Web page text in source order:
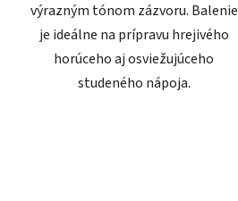
výrazným tónom zázvoru. Balenie
je ideálne na prípravu hrejivého
horúceho aj osviežujúceho
studeného nápoja.